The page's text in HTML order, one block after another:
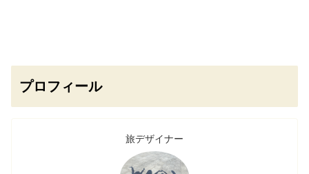
プロフィール
旅デザイナー